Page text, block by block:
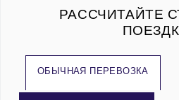
РАССЧИТАЙТЕ
ОБЫЧНАЯ ПЕРЕВОЗКА